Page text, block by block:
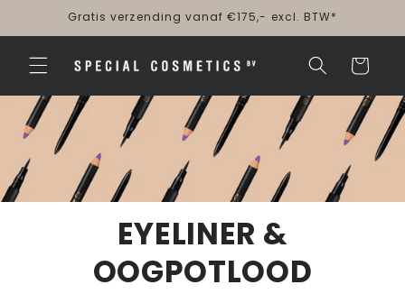
naar de
content
Gratis verzending vanaf €175,- excl. BTW*
Winkelwagen
EYELINER &
OOGPOTLOOD